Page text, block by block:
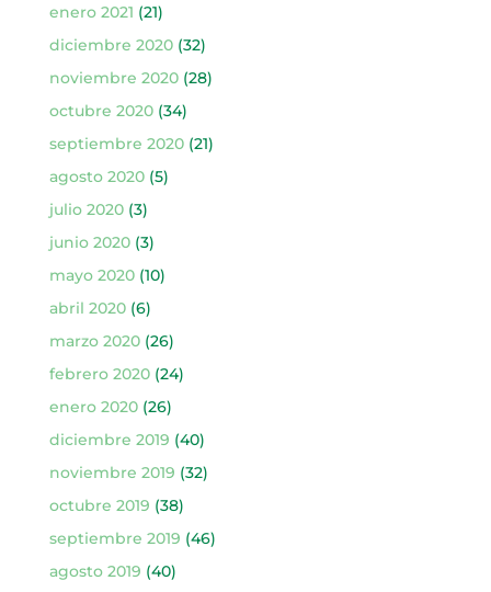
enero 2021 (21)
diciembre 2020(32)
noviembre 2020(28)
octubre 2020(34)
septiembre 2020(21)
agosto 2020(5)
julio 2020(3)
junio 2020(3)
mayo 2020(10)
abril 2020(6)
marzo 2020(26)
febrero 2020(24)
enero 2020(26)
diciembre 2019 (40)
noviembre 2019 (32)
octubre 2019 (38)
septiembre 2019 (46)
agosto 2019 (40)